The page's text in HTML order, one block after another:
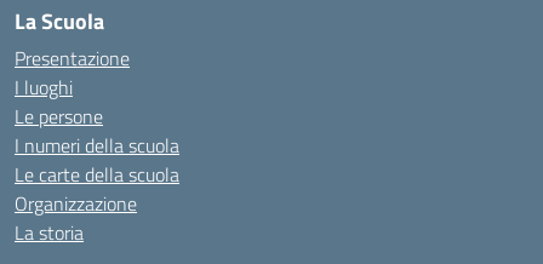
La Scuola
Presentazione
I luoghi
Le persone
I numeri della scuola
Le carte della scuola
Organizzazione
La storia